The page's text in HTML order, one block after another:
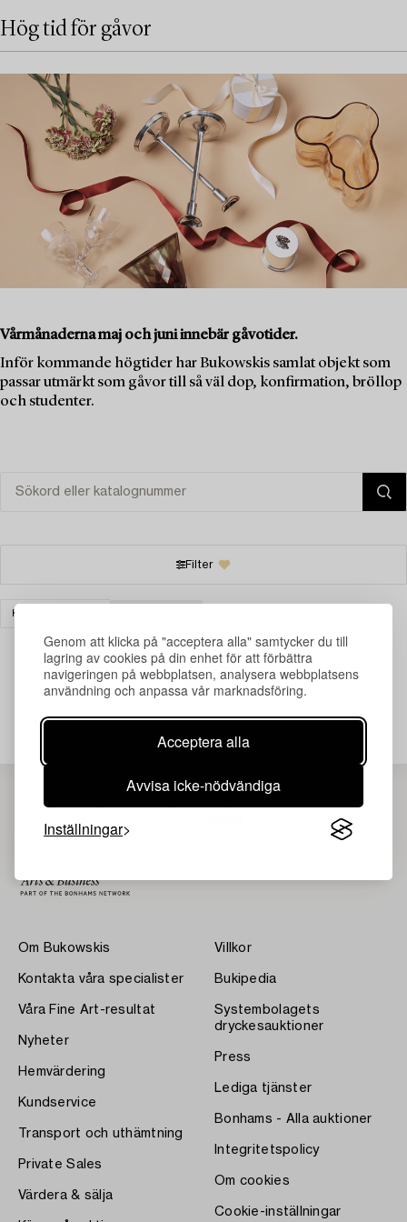
Genom att klicka på "acceptera alla" samtycker du till
lagring av cookies på din enhet för att förbättra
navigeringen på webbplatsen, analysera webbplatsens
användning och anpassa vår marknadsföring.
Acceptera alla
Avvisa icke-nödvändiga
Inställningar
Hög tid för gåvor
Vårmånaderna maj och juni innebär gåvotider.
Inför kommande högtider har Bukowskis samlat objekt som
passar utmärkt som gåvor till så väl dop, konfirmation, bröllop
och studenter.
Filter
KLOCKOR & UR
Din sökning gav ingen träff just nu.
Om Bukowskis
Kontakta våra specialister
Våra Fine Art-resultat
Nyheter
Hemvärdering
Kundservice
Transport och uthämtning
Private Sales
Värdera & sälja
Villkor
Bukipedia
Systembolagets
dryckesauktioner
Press
Lediga tjänster
Bonhams - Alla auktioner
Integritetspolicy
Om cookies
Cookie-inställningar